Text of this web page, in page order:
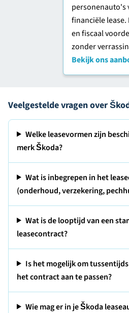
personenauto's
financiële lease.
en fiscaal
zonder
Bekijk ons
Veelgestelde vragen over
Welke leasevormen zijn
merk Škoda?
Wat is inbegrepen in het
(onderhoud, verzekering,
Wat is de looptijd van een
leasecontract?
Is het mogelijk om
het contract aan te passen?
Wie mag er in je Škoda